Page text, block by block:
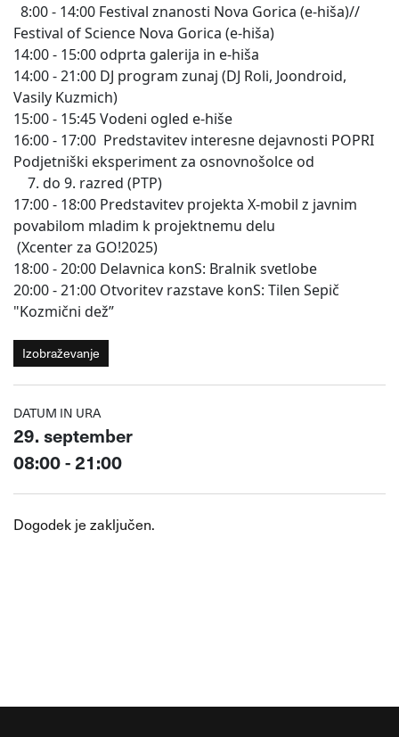
8:00 - 14:00 Festival znanosti Nova Gorica (e-hiša)//
Festival of Science Nova Gorica (e-hiša)
14:00 - 15:00 odprta galerija in e-hiša
14:00 - 21:00 DJ program zunaj (DJ Roli, Joondroid,
Vasily Kuzmich)
15:00 - 15:45 Vodeni ogled e-hiše
16:00 - 17:00 Predstavitev interesne dejavnosti POPRI
Podjetniški eksperiment za osnovnošolce od
7. do 9. razred (PTP)
17:00 - 18:00 Predstavitev projekta X-mobil z javnim
povabilom mladim k projektnemu delu
(Xcenter za GO!2025)
18:00 - 20:00 Delavnica konS: Bralnik svetlobe
20:00 - 21:00 Otvoritev razstave konS: Tilen Sepič
"Kozmični dež”
Izobraževanje
DATUM IN URA
29. september
08:00 - 21:00
Dogodek je zaključen.